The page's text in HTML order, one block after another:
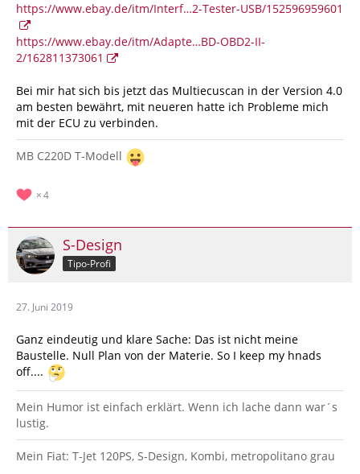
https://www.ebay.de/itm/Interf…2-Tester-USB/152596959601
https://www.ebay.de/itm/Adapte…BD-OBD2-II-
2/162811373061
Bei mir hat sich bis jetzt das Multiecuscan in der Version 4.0
am besten bewährt, mit neueren hatte ich Probleme mich
mit der ECU zu verbinden.
MB C220D T-Modell
4
S-Design
Tipo-Profi
27. Juni 2019
Ganz eindeutig und klare Sache: Das ist nicht meine
Baustelle. Null Plan von der Materie. So I keep my hnads
off....
Mein Humor ist einfach erklärt. Wenn ich lache dann war´s
lustig.
Mein Fiat: T-Jet 120PS, S-Design, Kombi, metropolitano grau